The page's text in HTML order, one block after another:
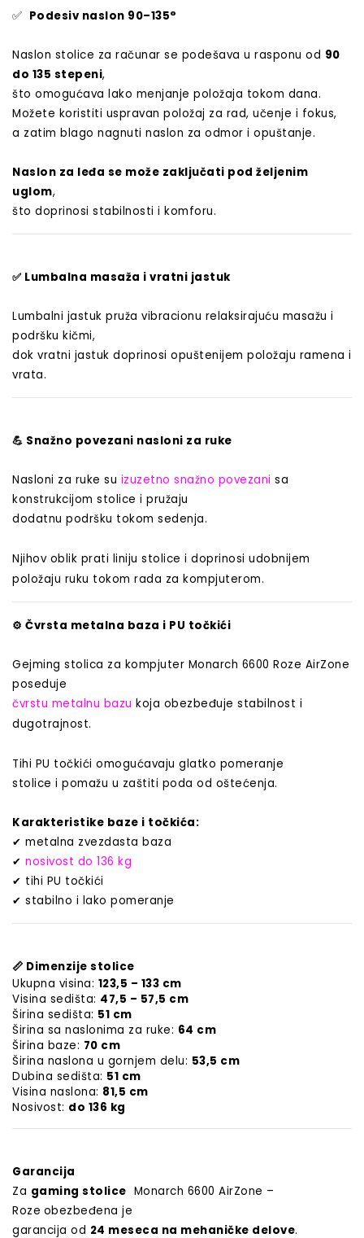
✅ Podesiv naslon 90–135°
Naslon stolice za računar se podešava u rasponu od 90
do 135 stepeni,
što omogućava lako menjanje položaja tokom dana.
Možete koristiti uspravan položaj za rad, učenje i fokus,
a zatim blago nagnuti naslon za odmor i opuštanje.
Naslon za leđa se može zaključati pod željenim
uglom,
što doprinosi stabilnosti i komforu.
✅ Lumbalna masaža i vratni jastuk
Lumbalni jastuk pruža vibracionu relaksirajuću masažu i
podršku kičmi,
dok vratni jastuk doprinosi opuštenijem položaju ramena i
vrata.
💪 Snažno povezani nasloni za ruke
Nasloni za ruke su izuzetno snažno povezani sa
konstrukcijom stolice i pružaju
dodatnu podršku tokom sedenja.
Njihov oblik prati liniju stolice i doprinosi udobnijem
položaju ruku tokom rada za kompjuterom.
⚙️ Čvrsta metalna baza i PU točkići
Gejming stolica za kompjuter Monarch 6600 Roze AirZone
poseduje
čvrstu metalnu bazu koja obezbeđuje stabilnost i
dugotrajnost.
Tihi PU točkići omogućavaju glatko pomeranje
stolice i pomažu u zaštiti poda od oštećenja.
Karakteristike baze i točkića:
✔ metalna zvezdasta baza
✔ nosivost do 136 kg
✔ tihi PU točkići
✔ stabilno i lako pomeranje
📏 Dimenzije stolice
Ukupna visina: 123,5 – 133 cm
Visina sedišta: 47,5 – 57,5 cm
Širina sedišta: 51 cm
Širina sa naslonima za ruke: 64 cm
Širina baze: 70 cm
Širina naslona u gornjem delu: 53,5 cm
Dubina sedišta: 51 cm
Visina naslona: 81,5 cm
Nosivost: do 136 kg
Garancija
Za gaming stolice Monarch 6600 AirZone –
Roze obezbeđena je
garancija od 24 meseca na mehaničke delove.